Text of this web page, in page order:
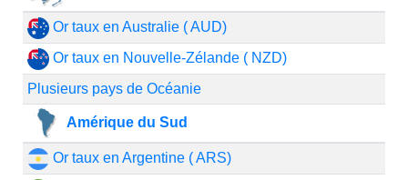
Or taux en Australie ( AUD)
Or taux en Nouvelle-Zélande ( NZD)
Plusieurs pays de Océanie
Amérique du Sud
Or taux en Argentine ( ARS)